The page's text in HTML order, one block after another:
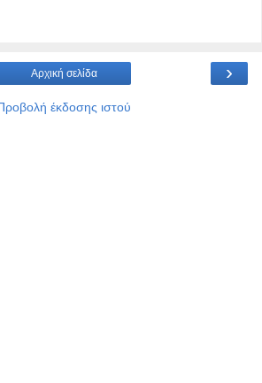
›
Αρχική σελίδα
έκδοσης ιστού